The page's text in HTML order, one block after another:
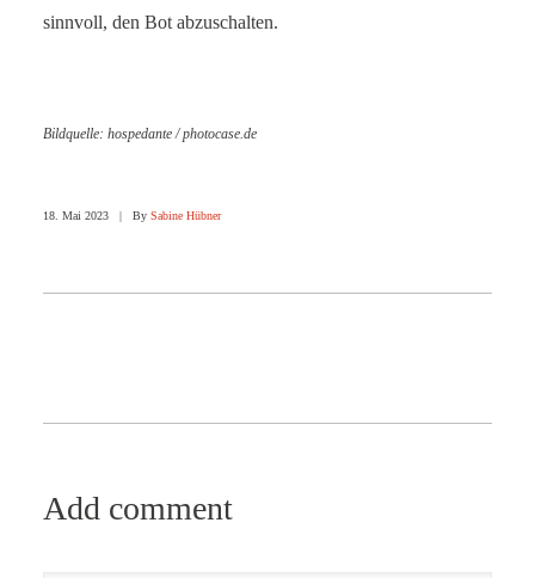
sinnvoll, den Bot abzuschalten.
Bildquelle: hospedante / photocase.de
18. Mai 2023 | By Sabine Hübner
Add comment